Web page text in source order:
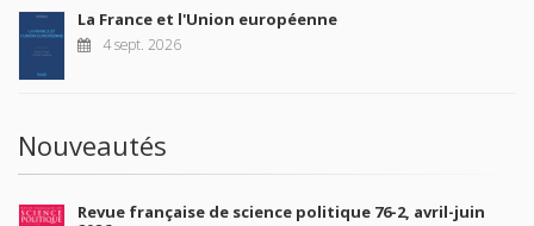
La France et l'Union européenne
4 sept. 2026
Nouveautés
Revue française de science politique 76-2, avril-juin